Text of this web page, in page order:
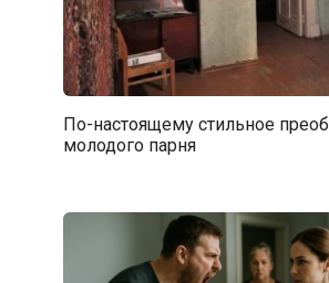
По-настоящему стильное
молодого парня